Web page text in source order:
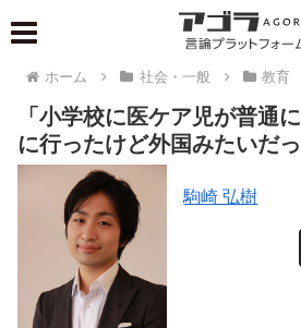
ホーム 社会・一般 教育
「小学校に医ケア児が普通
に行ったけど外国みたいだ
駒崎 弘樹